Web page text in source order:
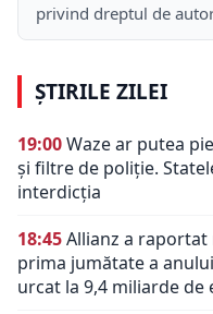
privind dreptul de
ȘTIRILE ZILEI
19:00Waze ar putea
și filtre de poliție.
interdicția
18:45Allianz a
prima jumătate a
urcat la 9,4 miliarde de